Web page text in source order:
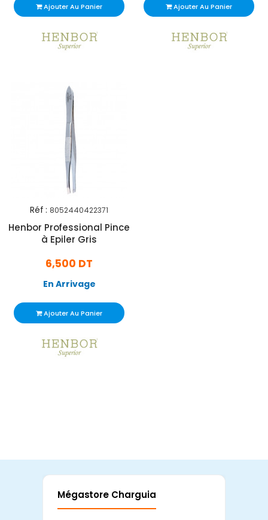
Ajouter Au Panier Ajouter Au Panier
Réf : 8052440422371
Henbor Professional Pince
à Epiler Gris
6,500 DT
En Arrivage
Ajouter Au Panier
Mégastore Charguia